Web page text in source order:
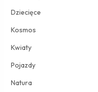
Dziecięce
Kosmos
Kwiaty
Pojazdy
Natura